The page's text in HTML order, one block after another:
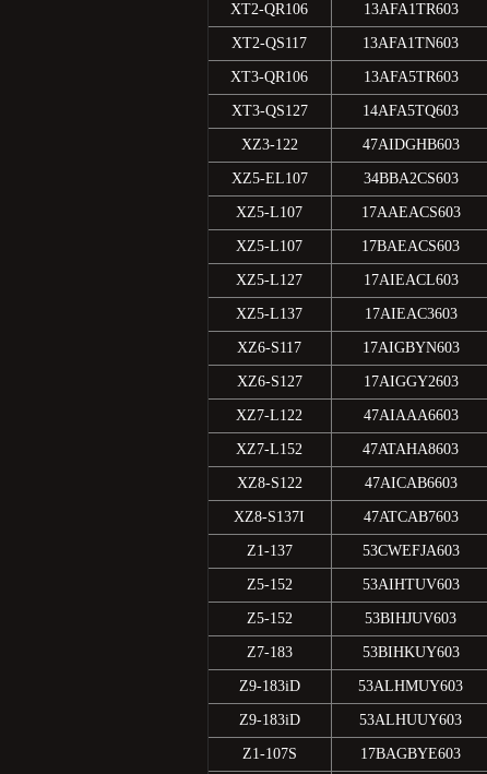
XT2-QR106 13AFA1TR603
XT2-QS117 13AFA1TN603
XT3-QR106 13AFA5TR603
XT3-QS127 14AFA5TQ603
XZ3-122 47AIDGHB603
XZ5-EL107 34BBA2CS603
XZ5-L107 17AAEACS603
XZ5-L107 17BAEACS603
XZ5-L127 17AIEACL603
XZ5-L137 17AIEAC3603
XZ6-S117 17AIGBYN603
XZ6-S127 17AIGGY2603
XZ7-L122 47AIAAA6603
XZ7-L152 47ATAHA8603
XZ8-S122 47AICAB6603
XZ8-S137I 47ATCAB7603
Z1-137 53CWEFJA603
Z5-152 53AIHTUV603
Z5-152 53BIHJUV603
Z7-183 53BIHKUY603
Z9-183iD 53ALHMUY603
Z9-183iD 53ALHUUY603
Z1-107S 17BAGBYE603